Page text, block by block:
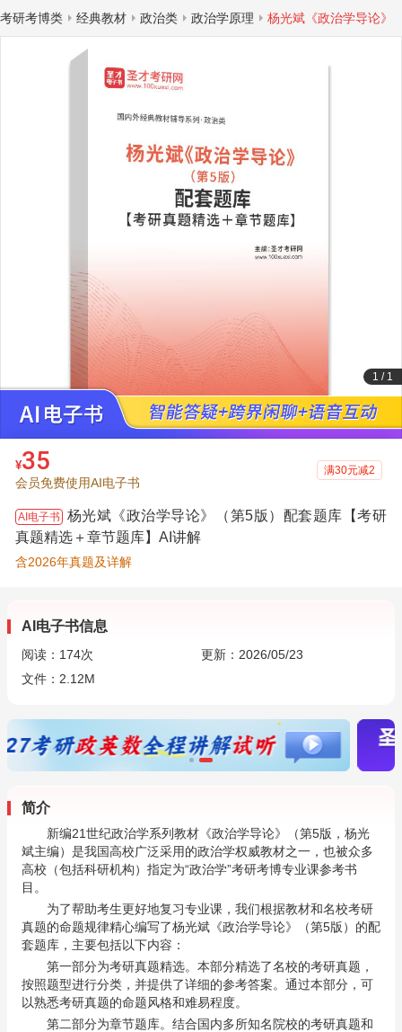
考研考博类 经典教材 政治类 政治学原理 杨光斌《政治学导论》
1 / 1
¥35
会员免费使用AI电子书
满30元减2
AI电子书 杨光斌《政治学导论》（第5版）配套题库【考研
真题精选＋章节题库】AI讲解
含2026年真题及详解
AI电子书信息
阅读： 174次
更新：2026/05/23
文件：2.12M
简介
新编21世纪政治学系列教材《政治学导论》（第5版，杨光
斌主编）是我国高校广泛采用的政治学权威教材之一，也被众多
高校（包括科研机构）指定为“政治学”考研考博专业课参考书
目。
为了帮助考生更好地复习专业课，我们根据教材和名校考研
真题的命题规律精心编写了杨光斌《政治学导论》（第5版）的配
套题库，主要包括以下内容：
第一部分为考研真题精选。本部分精选了名校的考研真题，
按照题型进行分类，并提供了详细的参考答案。通过本部分，可
以熟悉考研真题的命题风格和难易程度。
第二部分为章节题库。结合国内多所知名院校的考研真题和